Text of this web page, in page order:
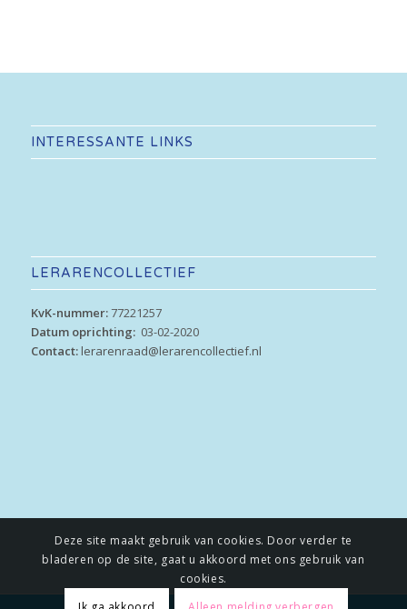
INTERESSANTE LINKS
LERARENCOLLECTIEF
KvK-nummer:77221257
Datum oprichting: 03-02-2020
Contact: lerarenraad@lerarencollectief.nl
Deze site maakt gebruik van cookies. Door verder te
bladeren op de site, gaat u akkoord met ons gebruik van
cookies.